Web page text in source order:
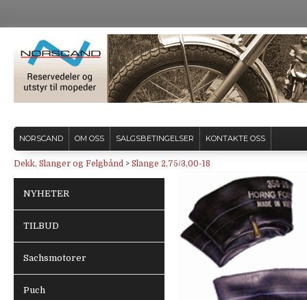
NORSCAND OM OSS SALGSBETINGELSER KONTAKTE OSS
Dekk, Slanger og Felgbånd > Slange 2,75/3,00-18
NYHETER
TILBUD
Sachsmotorer
Puch